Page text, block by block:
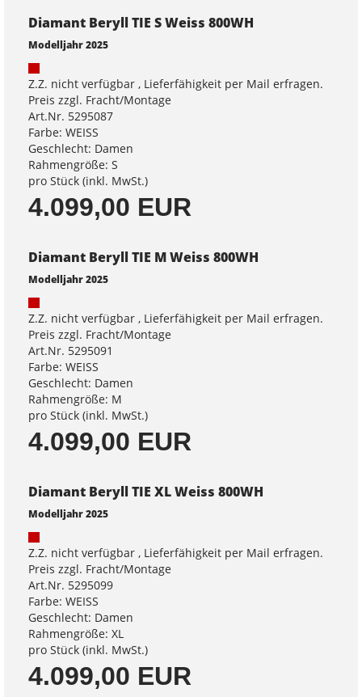
Diamant Beryll TIE S Weiss 800WH
Modelljahr 2025
Z.Z. nicht verfügbar , Lieferfähigkeit per Mail erfragen.
Preis zzgl. Fracht/Montage
Art.Nr. 5295087
Farbe: WEISS
Geschlecht: Damen
Rahmengröße: S
pro Stück (inkl. MwSt.)
4.099,00 EUR
Diamant Beryll TIE M Weiss 800WH
Modelljahr 2025
Z.Z. nicht verfügbar , Lieferfähigkeit per Mail erfragen.
Preis zzgl. Fracht/Montage
Art.Nr. 5295091
Farbe: WEISS
Geschlecht: Damen
Rahmengröße: M
pro Stück (inkl. MwSt.)
4.099,00 EUR
Diamant Beryll TIE XL Weiss 800WH
Modelljahr 2025
Z.Z. nicht verfügbar , Lieferfähigkeit per Mail erfragen.
Preis zzgl. Fracht/Montage
Art.Nr. 5295099
Farbe: WEISS
Geschlecht: Damen
Rahmengröße: XL
pro Stück (inkl. MwSt.)
4.099,00 EUR